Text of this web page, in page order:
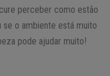
perceber como estão
se o ambiente está muito
pode ajudar muito!